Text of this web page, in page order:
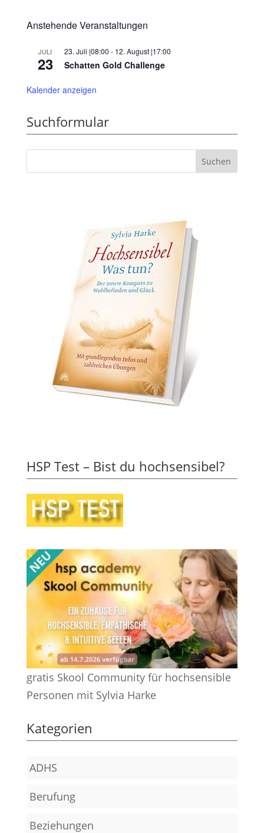
Anstehende Veranstaltungen
JULI
23
23. Juli |08:00 - 12. August |17:00
Schatten Gold Challenge
Kalender anzeigen
Suchformular
HSP Test – Bist du hochsensibel?
gratis Skool Community für hochsensible
Personen mit Sylvia Harke
Kategorien
ADHS
Berufung
Beziehungen